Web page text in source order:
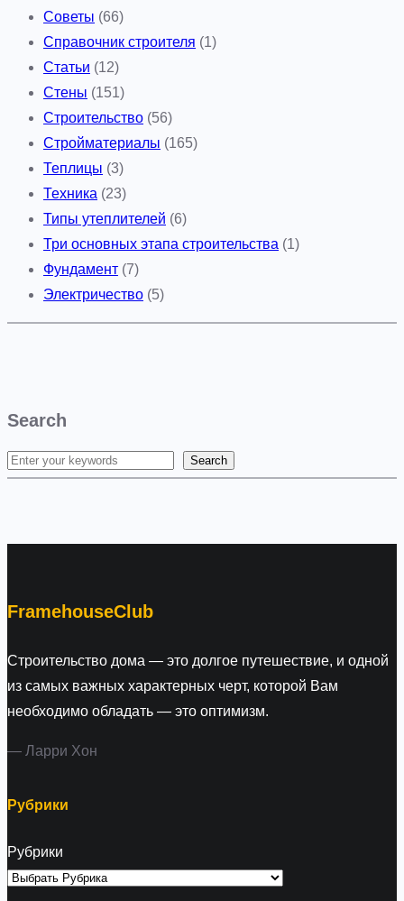
Советы (66)
Справочник строителя (1)
Статьи (12)
Стены (151)
Строительство (56)
Стройматериалы (165)
Теплицы (3)
Техника (23)
Типы утеплителей (6)
Три основных этапа строительства (1)
Фундамент (7)
Электричество (5)
Search
S
Search
FramehouseClub
Строительство дома — это долгое путешествие, и одной
из самых важных характерных черт, которой Вам
необходимо обладать — это оптимизм.
— Ларри Хон
Рубрики
Рубрики